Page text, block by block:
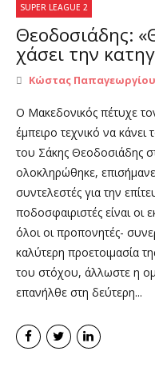
SUPER LEAGUE 2
Θεοδοσιάδης:
χάσει την
Κώστας Παπαγεωργίου
Ο Μακεδονικός πέτυχε
έμπειρο τεχνικό να
του Σάκης Θεοδοσιάδης
ολοκληρώθηκε,
συντελεστές για την
ποδοσφαιριστές είναι οι
όλοι οι προπονητές-
καλύτερη προετοιμασία
του στόχου, άλλωστε η
επανήλθε στη δεύτερη...